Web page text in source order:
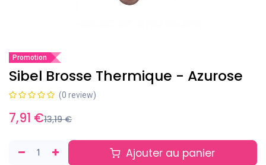
Promotion
Sibel Brosse Thermique - Azurose
(0 review)
7,91 €13,19€
Ajouter au panier